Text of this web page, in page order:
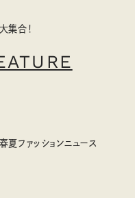
集合！
夏ファッションニュース